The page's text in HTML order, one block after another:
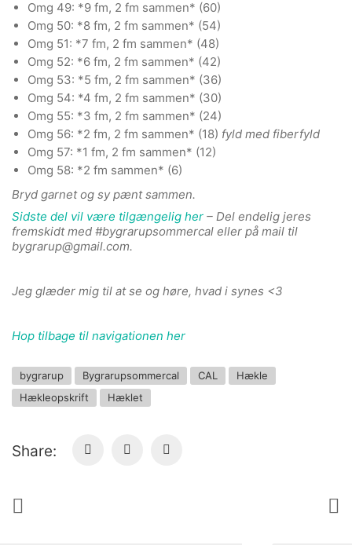
Omg 49: *9 fm, 2 fm sammen* (60)
Omg 50: *8 fm, 2 fm sammen* (54)
Omg 51: *7 fm, 2 fm sammen* (48)
Omg 52: *6 fm, 2 fm sammen* (42)
Omg 53: *5 fm, 2 fm sammen* (36)
Omg 54: *4 fm, 2 fm sammen* (30)
Omg 55: *3 fm, 2 fm sammen* (24)
Omg 56: *2 fm, 2 fm sammen* (18) fyld med fiberfyld
Omg 57: *1 fm, 2 fm sammen* (12)
Omg 58: *2 fm sammen* (6)
Bryd garnet og sy pænt sammen.
Sidste del vil være tilgængelig her – Del endelig jeres
fremskidt med #bygrarupsommercal eller på mail til
bygrarup@gmail.com.
Jeg glæder mig til at se og høre, hvad i synes <3
Hop tilbage til navigationen her
bygrarup Bygrarupsommercal CAL
Hækle
Hækleopskrift
Hæklet
Share: